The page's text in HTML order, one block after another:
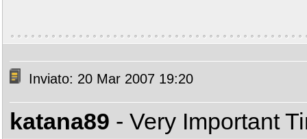
Inviato: 20 Mar 2007 19:20
katana89 - Very Important